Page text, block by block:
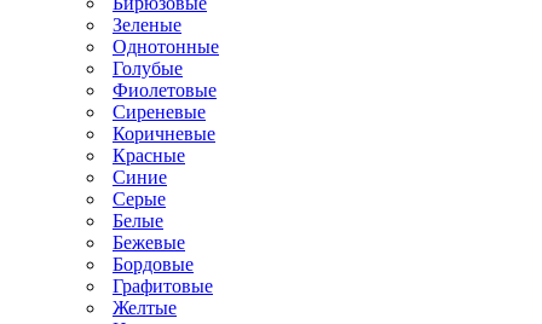
Зеленые
Однотонные
Голубые
Фиолетовые
Сиреневые
Коричневые
Красные
Синие
Серые
Белые
Бежевые
Бордовые
Графитовые
Желтые